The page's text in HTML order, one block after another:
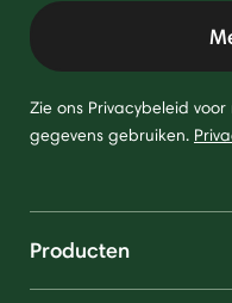
Zie ons Privacybeleid
gegevens gebruiken.
Producten